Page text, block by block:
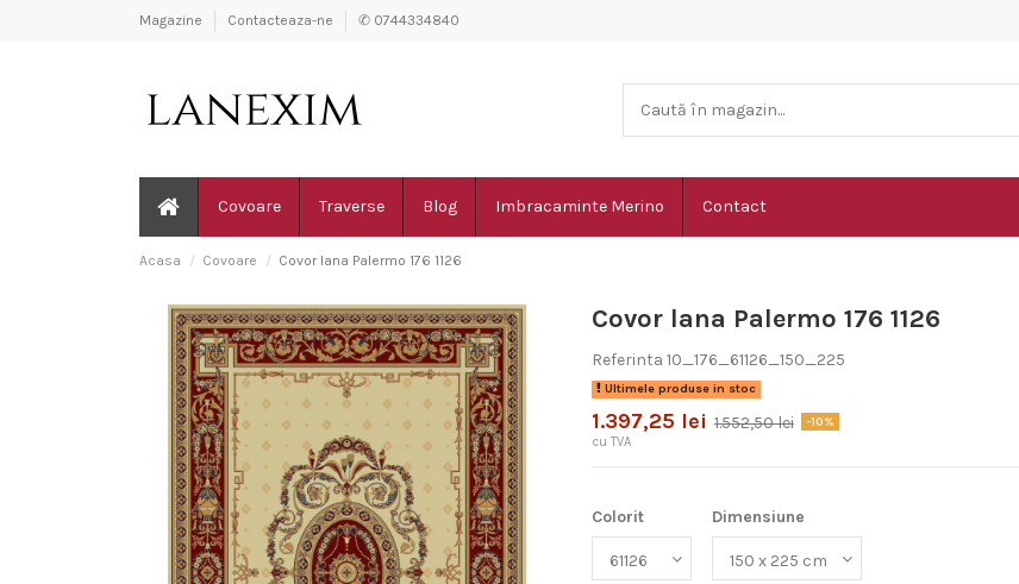
Magazine Contacteaza-ne ✆ 0744334840
Covoare Traverse Blog Imbracaminte Merino Contact
Acasa Covoare Covor lana Palermo 176 1126
Covor lana Palermo 176 1126
Referinta 10_176_61126_150_225
Ultimele produse in stoc
1.397,25 lei 1.552,50 lei
-10%
cu TVA
Colorit Dimensiune